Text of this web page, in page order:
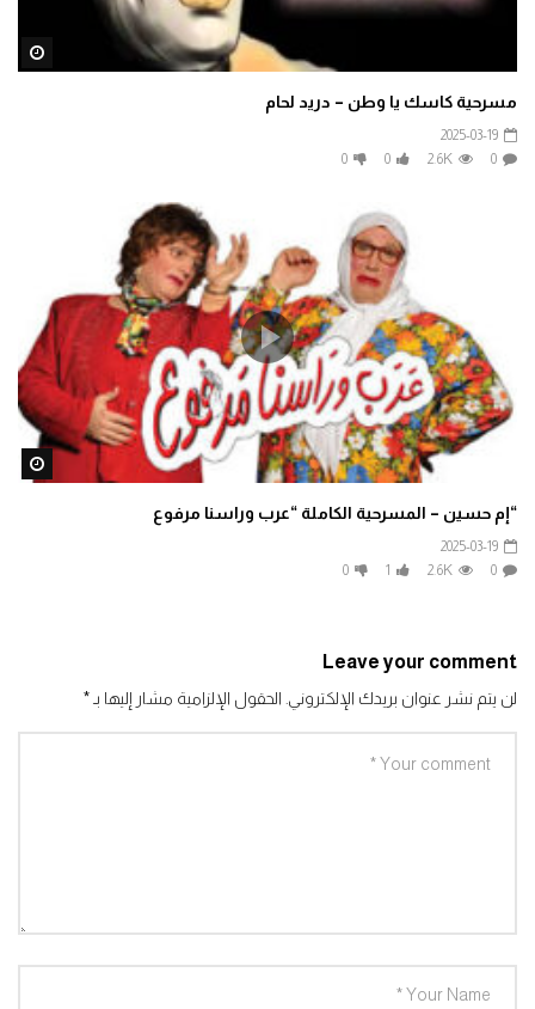
مسرحية كاسك يا وطن – دريد لحام
2025-03-19
0
2.6K
0
0
“إم حسين – المسرحية الكاملة “عرب وراسنا مرفوع
2025-03-19
0
2.6K
1
0
Leave your comment
لن يتم نشر عنوان بريدك الإلكتروني. الحقول الإلزامية مشار إليها بـ *